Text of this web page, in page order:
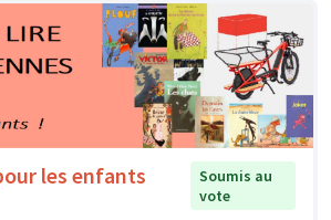
les enfants
Soumis au
vote